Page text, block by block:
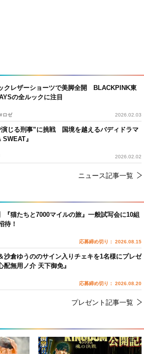
クレザーショーツで美脚全開 BLACKPINK東
の全ルックに注目
#ロゼ 2026.02.03
演じる刑事”に挑戦 国境を越えるバディドラマ
SWEAT』
2026.02.02
ニュース記事一覧
『猫たちと7000マイルの旅』一般試写会に10組
待！
応募締め切り： 2026.08.15
沙倉ゆうののサイン入りチェキを1名様にプレゼ
配無用ノ介 天下御免』
応募締め切り： 2026.08.20
プレゼント記事一覧